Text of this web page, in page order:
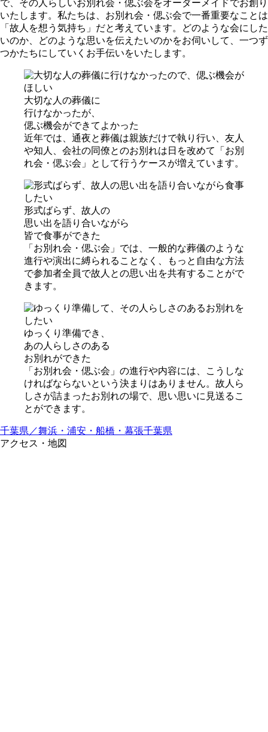
で、その人らしいお別れ会・偲ぶ会をオーダーメイドでお創り
いたします。私たちは、お別れ会・偲ぶ会で一番重要なことは
「故人を想う気持ち」だと考えています。どのような会にした
いのか、どのような思いを伝えたいのかをお伺いして、一つず
つかたちにしていくお手伝いをいたします。
⼤切な⼈の葬儀に
⾏けなかったが、
偲ぶ機会ができてよかった
近年では、通夜と葬儀は親族だけで執り行い、友人
や知人、会社の同僚とのお別れは日を改めて「お別
れ会・偲ぶ会」として行うケースが増えています。
形式ばらず、故⼈の
思い出を語り合いながら
皆で⾷事ができた
「お別れ会・偲ぶ会」では、一般的な葬儀のような
進行や演出に縛られることなく、もっと自由な方法
で参加者全員で故人との思い出を共有することがで
きます。
ゆっくり準備でき、
あの⼈らしさのある
お別れができた
「お別れ会・偲ぶ会」の進行や内容には、こうしな
ければならないという決まりはありません。故人ら
しさが詰まったお別れの場で、思い思いに見送るこ
とができます。
千葉県／舞浜・浦安・船橋・幕張千葉県
アクセス・地図